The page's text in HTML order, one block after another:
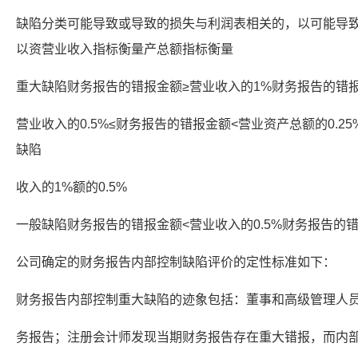
缺陷分类可能导致或导致的损失与利润表相关的，以可能导
以资营业收入指标衡量产总额指标衡量
重大缺陷财务报告的错报金额≥营业收入的1%财务报告的错
营业收入的0.5%≤财务报告的错报金额<营业资产总额的
缺陷
收入的1%额的0.5%
一般缺陷财务报告的错报金额<营业收入的0.5%财务报告的
公司确定的财务报告内部控制缺陷评价的定性标准如下：
财务报告内部控制重大缺陷的迹象包括：董事和高级管理人
务报告；注册会计师发现当期财务报告存在重大错报，而内